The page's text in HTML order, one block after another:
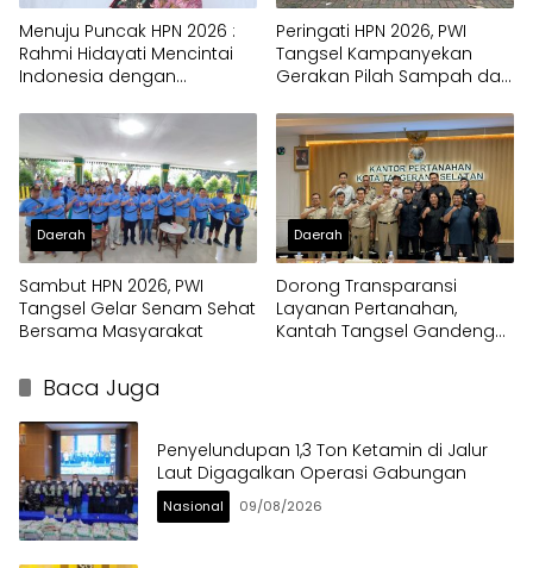
Menuju Puncak HPN 2026 :
Rahmi Hidayati Mencintai
Indonesia dengan
Peringati HPN 2026, PWI
Tangsel Kampanyekan
Gerakan Pilah Sampah dari
Daerah
Sambut HPN 2026, PWI
Tangsel Gelar Senam Sehat
Bersama Masyarakat
Daerah
Dorong Transparansi
Layanan Pertanahan,
Kantah Tangsel Gandeng
Baca Juga
Penyelundupan 1,3 Ton Ketamin di Jalur
Laut Digagalkan Operasi Gabungan
Nasional 09/08/2026